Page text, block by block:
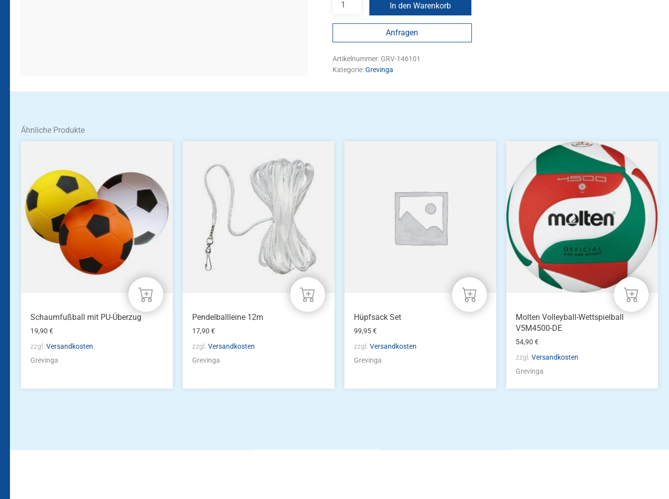
In den Warenkorb
Anfragen
Artikelnummer: GRV-146101
Kategorie:Grevinga
Ähnliche Produkte
Schaumfußball mit PU-Überzug
19,90€
zzgl.Versandkosten
Grevinga
Pendelballleine 12m
17,90€
zzgl.Versandkosten
Grevinga
Hüpfsack Set
99,95€
zzgl.Versandkosten
Grevinga
Molten Volleyball-Wettspielball
V5M4500-DE
54,90€
zzgl.Versandkosten
Grevinga